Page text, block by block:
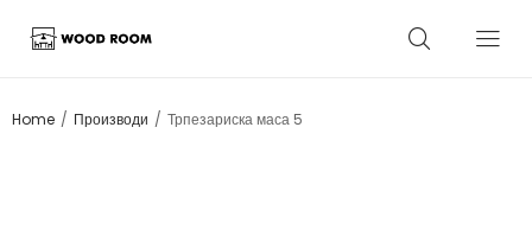
Home / Производи / Трпезариска маса 5